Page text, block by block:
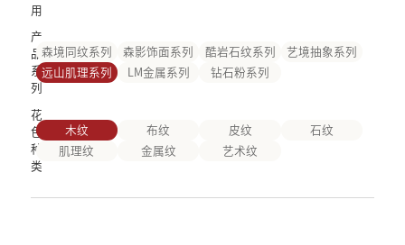
用
产
品
系
列
森境同纹系列 森影饰面系列 酷岩石纹系列
艺境抽象系列
远山肌理系列
LM金属系列 钻石粉系列
花
色
种
类
木纹 布纹 皮纹
石纹
肌理纹
金属纹 艺术纹